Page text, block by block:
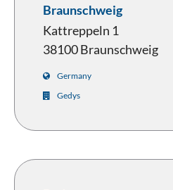
Braunschweig
Kattreppeln 1
38100 Braunschweig
Germany
Gedys